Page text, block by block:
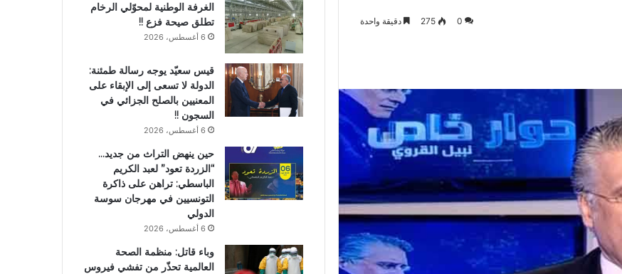
0
275 دقيقة واحدة
الغرفة الوطنية لمحوّلي الرخام
تطلق صيحة فزع !!
6 أغسطس، 2026
قيس سعيّد يوجه رسالة طمئنة:
الدولة لا تسعى إلى الإبقاء على
المعنيين بالصلح الجزائي في
السجون !!
6 أغسطس، 2026
حين ينهض التراث من جديد…
“الزردة تعود” لعبد الكريم
الباسطي: تراهن على ذاكرة
التونسيين في مهرجان سوسة
الدولي
6 أغسطس، 2026
وباء قاتل: منظمة الصحة
العالمية تحذّر من تفشي فيروس